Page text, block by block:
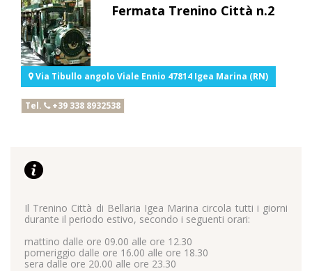
Necessari
I cookie necessari contribuiscono a rendere fruibile il sito
abilitando le funzioni di base come la navigazione della
pagina, l'accesso alle aree protette e a raccogliere dati sul
percorso di navigazione.
Fermata Trenino Città n.2
Via Tibullo angolo Viale Ennio 47814 Igea Marina (RN)
Tel. +39 338 8932538
Il Trenino Città di Bellaria Igea Marina circola tutti i giorni
durante il periodo estivo, secondo i seguenti orari:
mattino dalle ore 09.00 alle ore 12.30
pomeriggio dalle ore 16.00 alle ore 18.30
sera dalle ore 20.00 alle ore 23.30